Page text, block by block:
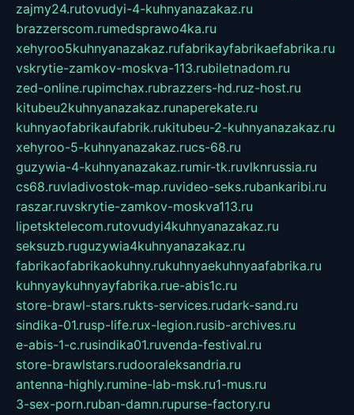
zajmy24.rutovudyi-4-kuhnyanazakaz.ru
brazzerscom.rumedsprawo4ka.ru
xehyroo5kuhnyanazakaz.rufabrikayfabrikaefabrika.ru
vskrytie-zamkov-moskva-113.rubiletnadom.ru
zed-online.rupimchax.rubrazzers-hd.ruz-host.ru
kitubeu2kuhnyanazakaz.runaperekate.ru
kuhnyaofabrikaufabrik.rukitubeu-2-kuhnyanazakaz.ru
xehyroo-5-kuhnyanazakaz.rucs-68.ru
guzywia-4-kuhnyanazakaz.rumir-tk.ruvlknrussia.ru
cs68.ruvladivostok-map.ruvideo-seks.rubankaribi.ru
raszar.ruvskrytie-zamkov-moskva113.ru
lipetsktelecom.rutovudyi4kuhnyanazakaz.ru
seksuzb.ruguzywia4kuhnyanazakaz.ru
fabrikaofabrikaokuhny.rukuhnyaekuhnyaafabrika.ru
kuhnyaykuhnyayfabrika.rue-abis1c.ru
store-brawl-stars.rukts-services.rudark-sand.ru
sindika-01.rusp-life.rux-legion.rusib-archives.ru
e-abis-1-c.rusindika01.ruvenda-festival.ru
store-brawlstars.rudooraleksandria.ru
antenna-highly.rumine-lab-msk.ru1-mus.ru
3-sex-porn.ruban-damn.rupurse-factory.ru